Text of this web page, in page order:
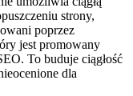
strony,
poprzez
jest promowany
To buduje ciągłość
dla